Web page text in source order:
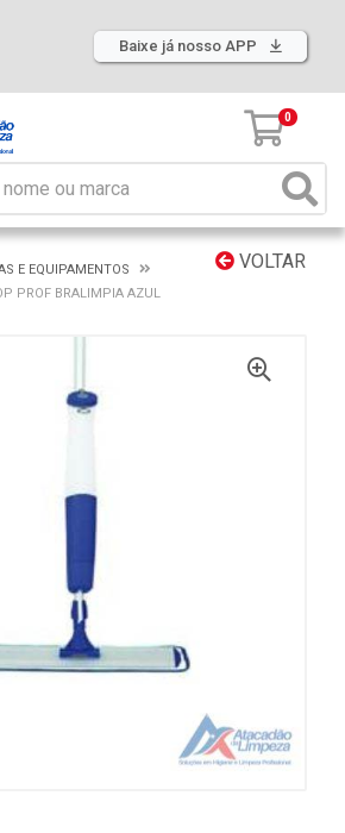
Baixe já nosso APP
0
VOLTAR
E EQUIPAMENTOS
PROF BRALIMPIA AZUL